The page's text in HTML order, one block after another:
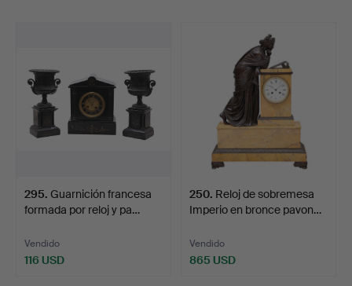
295. Guarnición francesa
formada por reloj y pa…
Vendido
116 USD
250. Reloj de sobremesa
Imperio en bronce pavon…
Vendido
865 USD